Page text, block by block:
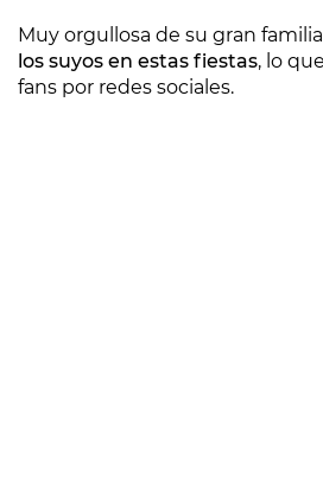
Muy orgullosa de su gran
los suyos en estas fiestas, lo
fans por redes sociales.